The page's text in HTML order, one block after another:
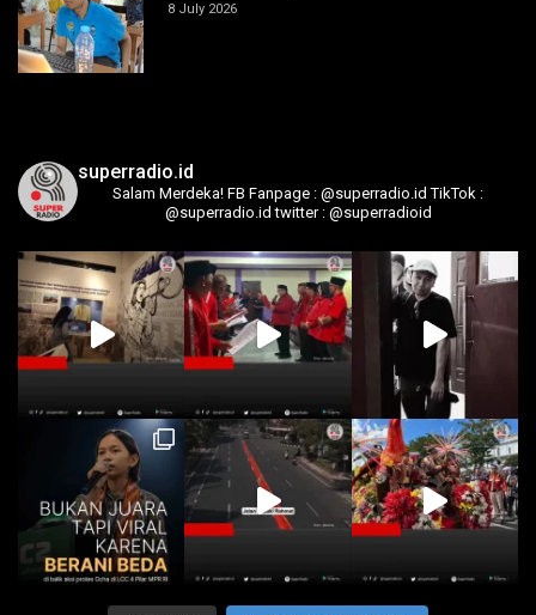
8 July 2026
superradio.id
Salam Merdeka! FB Fanpage : @superradio.id TikTok :
@superradio.id twitter : @superradioid